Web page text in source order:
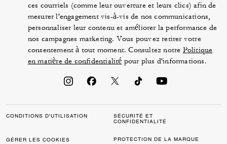
ces courriels (comme leur ouverture et leurs clics) afin de
mesurer l'engagement vis-à-vis de nos communications,
personnaliser leur contenu et améliorer la performance de
nos campagnes marketing. Vous pouvez retirer votre
consentement à tout moment. Consultez notre Politique
en matière de confidentialité pour plus d'informations.
CONDITIONS D'UTILISATION
SÉCURITÉ ET
CONFIDENTIALITÉ
GÉRER LES COOKIES PROTECTION DE LA MARQUE